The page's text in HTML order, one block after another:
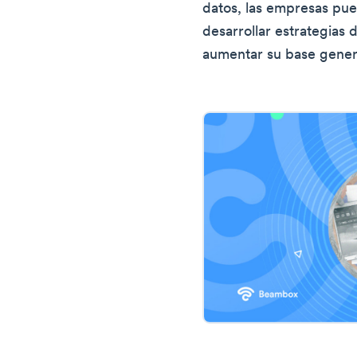
datos, las empresas
desarrollar estrategias
aumentar su base